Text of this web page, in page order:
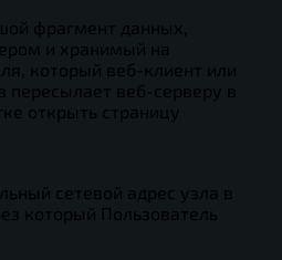
фрагмент данных,
и хранимый на
который веб-клиент или
пересылает веб-серверу в
открыть страницу
сетевой адрес узла в
который Пользователь